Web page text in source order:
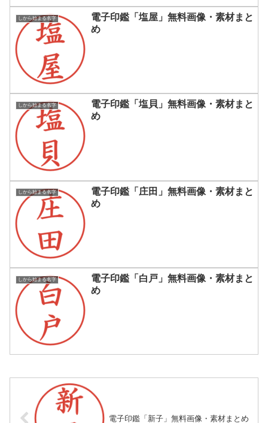
しから始まる名字
電子印鑑「塩屋」無料画像・素材まと
め
しから始まる名字
電子印鑑「塩貝」無料画像・素材まと
め
しから始まる名字
電子印鑑「庄田」無料画像・素材まと
め
しから始まる名字
電子印鑑「白戸」無料画像・素材まと
め
電子印鑑「新子」無料画像・素材まとめ